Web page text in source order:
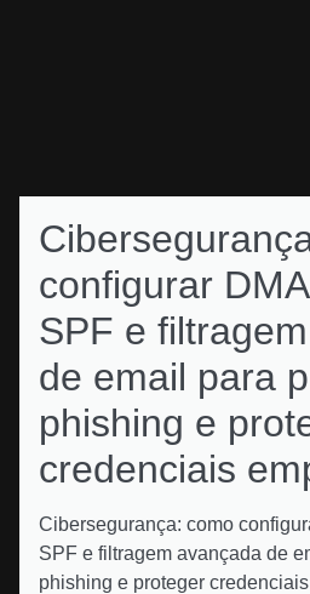
configurar
SPF e
de email para
phishing e
credenciais
Cibersegurança: como
SPF e filtragem avançada de
phishing e proteger